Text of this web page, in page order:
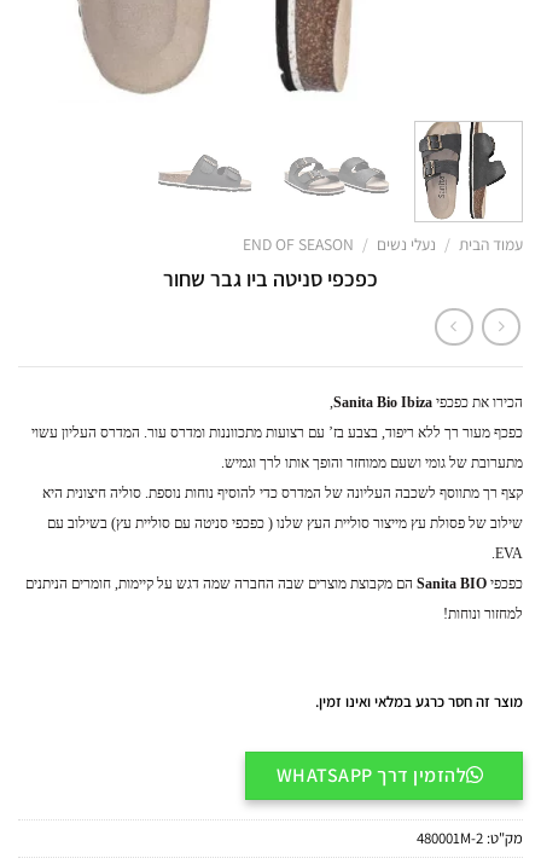
עמוד הבית / נעלי נשים /
END OF SEASON
כפכפי סניטה ביו גבר שחור
הכירו את כפכפי Sanita Bio Ibiza
,
כפכף מעור רך ללא ריפוד, בצבע בז’ עם רצועות מתכווננות ומדרס עור. המדרס העליון עשוי
מתערובת של גומי ושעם ממוחזר והופך אותו לרך וגמיש.
קצף רך מתווסף לשכבה העליונה של המדרס כדי להוסיף נוחות נוספת. סוליה חיצונית היא
שילוב של פסולת עץ מייצור סוליית העץ שלנו ( כפכפי סניטה עם סוליית עץ) בשילוב עם
EVA.
כפכפי Sanita BIO הם מקבוצת מוצרים שבה החברה שמה דגש על קיימות, חומרים הניתנים
למחזור ונוחות!
מוצר זה חסר כרגע במלאי ואינו זמין.
להזמין דרך WHATSAPP
מק"ט: 480001M-2